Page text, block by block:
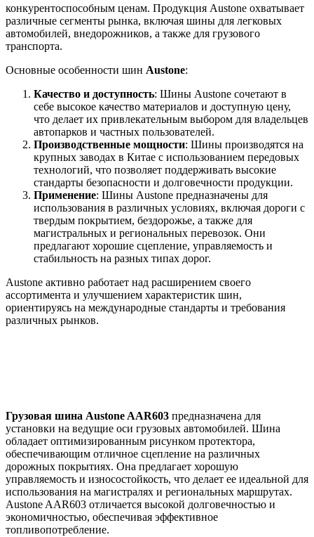
конкурентоспособным ценам. Продукция Austone охватывает
различные сегменты рынка, включая шины для легковых
автомобилей, внедорожников, а также для грузового
транспорта.
Основные особенности шин Austone:
Качество и доступность: Шины Austone сочетают в
себе высокое качество материалов и доступную цену,
что делает их привлекательным выбором для владельцев
автопарков и частных пользователей.
Производственные мощности: Шины производятся на
крупных заводах в Китае с использованием передовых
технологий, что позволяет поддерживать высокие
стандарты безопасности и долговечности продукции.
Применение: Шины Austone предназначены для
использования в различных условиях, включая дороги с
твердым покрытием, бездорожье, а также для
магистральных и региональных перевозок. Они
предлагают хорошие сцепление, управляемость и
стабильность на разных типах дорог.
Austone активно работает над расширением своего
ассортимента и улучшением характеристик шин,
ориентируясь на международные стандарты и требования
различных рынков.
Грузовая шина Austone AAR603 предназначена для
установки на ведущие оси грузовых автомобилей. Шина
обладает оптимизированным рисунком протектора,
обеспечивающим отличное сцепление на различных
дорожных покрытиях. Она предлагает хорошую
управляемость и износостойкость, что делает ее идеальной для
использования на магистралях и региональных маршрутах.
Austone AAR603 отличается высокой долговечностью и
экономичностью, обеспечивая эффективное
топливопотребление.